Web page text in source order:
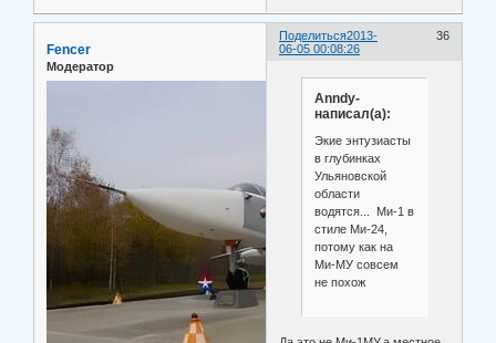
Поделиться 36
2013-
06-05 00:08:26
Fencer
Модератор
Anndy-
написал(а):
Экие энтузиасты
в глубинках
Ульяновской
области
водятся... Ми-1 в
стиле Ми-24,
потому как на
Ми-МУ совсем
не похож